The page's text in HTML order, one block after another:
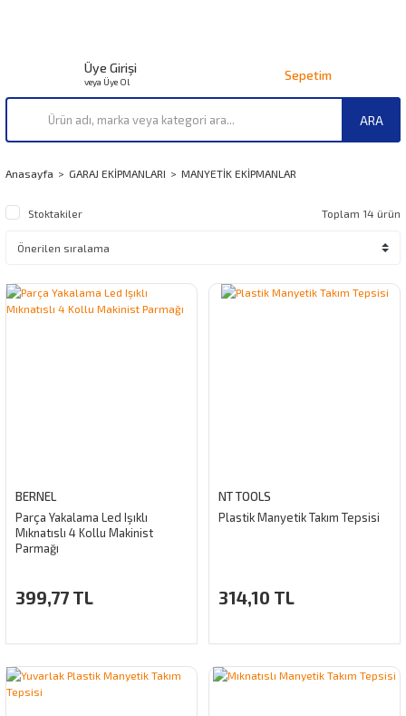
ARA
Üye Girişi
veya Üye Ol Sepetim
Anasayfa GARAJ EKİPMANLARI MANYETİK EKİPMANLAR
Stoktakiler Toplam 14 ürün
BERNEL
Parça Yakalama Led Işıklı
Mıknatıslı 4 Kollu Makinist
Parmağı
399,77 TL
NT TOOLS
Plastik Manyetik Takım Tepsisi
314,10 TL